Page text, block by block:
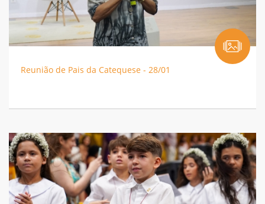
Reunião de Pais da Catequese - 28/01